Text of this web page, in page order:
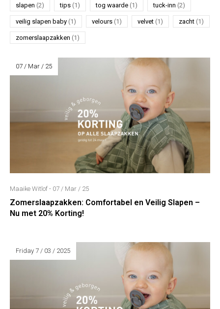
slapen (2) tips (1) tog waarde (1) tuck-inn (2)
veilig slapen baby (1) velours (1) velvet (1) zacht (1)
zomerslaapzakken (1)
07 / Mar / 25
Maaike Witlof - 07 / Mar / 25
Zomerslaapzakken: Comfortabel en Veilig Slapen –
Nu met 20% Korting!
Friday 7 / 03 / 2025